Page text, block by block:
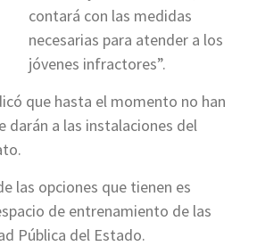
contará con las medidas
necesarias para atender a los
jóvenes infractores”.
que hasta el momento no han
darán a las instalaciones del
las opciones que tienen es
de entrenamiento de las
Pública del Estado.